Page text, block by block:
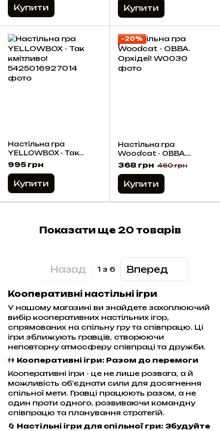
Купити Купити
Настільна гра
YELLOWBOX - Так
кмітливо!
995 грн
Купити
−20%
Настільна гра
Woodcat - ОВВА.
Орхідеї!
368 грн 460 грн
Купити
Показати ще 20 товарів
Назад 1 з 6 Вперед
Кооперативні настільні ігри
У нашому магазині ви знайдете захоплюючий
вибір кооперативних настільних ігор,
спрямованих на спільну гру та співпрацю. Ці
ігри зближують гравців, створюючи
неповторну атмосферу співпраці та дружби.
👫 Кооперативні ігри: Разом до перемоги
Кооперативні ігри - це не лише розвага, а й
можливість об'єднати сили для досягнення
спільної мети. Гравці працюють разом, а не
один проти одного, розвиваючи командну
співпрацю та планування стратегій.
🔄 Настільні ігри для спільної гри: Збудуйте